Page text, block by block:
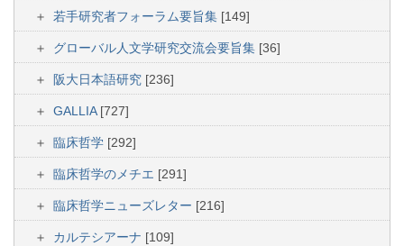
若手研究者フォーラム要旨集 [149]
グローバル人文学研究交流会要旨集 [36]
阪大日本語研究 [236]
GALLIA [727]
臨床哲学 [292]
臨床哲学のメチエ [291]
臨床哲学ニューズレター [216]
カルテシアーナ [109]